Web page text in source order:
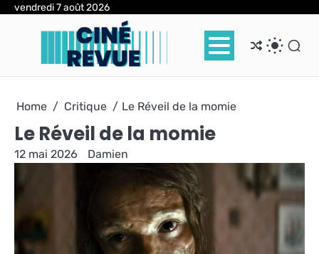
Skipvendredi 7 août 2026
Home Critique Le Réveil de la momie
Le Réveil de la momie
12 mai 2026 Damien